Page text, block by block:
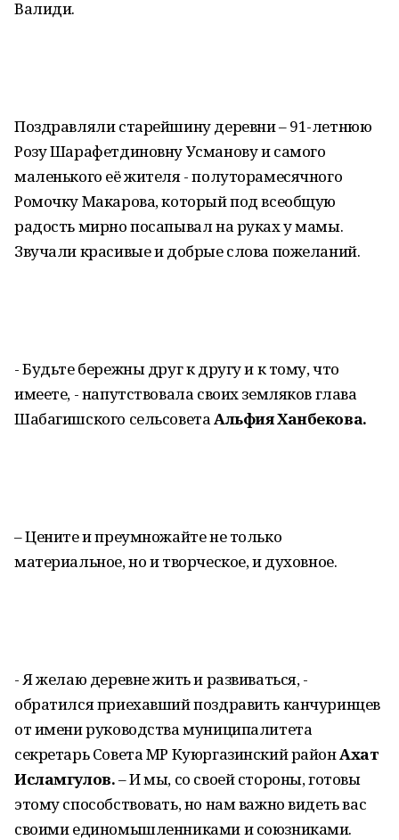
Валиди.
Поздравляли старейшину деревни – 91-летнюю
Розу Шарафетдиновну Усманову и самого
маленького её жителя - полуторамесячного
Ромочку Макарова, который под всеобщую
радость мирно посапывал на руках у мамы.
Звучали красивые и добрые слова пожеланий.
- Будьте бережны друг к другу и к тому, что
имеете, - напутствовала своих земляков глава
Шабагишского сельсоветаАльфия Ханбекова.
– Цените и преумножайте не только
материальное, но и творческое, и духовное.
- Я желаю деревне жить и развиваться, -
обратился приехавший поздравить канчуринцев
от имени руководства муниципалитета
секретарь Совета МР Куюргазинский районАхат
Исламгулов.– И мы, со своей стороны, готовы
этому способствовать, но нам важно видеть вас
своими единомышленниками и союзниками.